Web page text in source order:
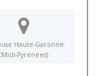
Haute-Garonne
(Midi-Pyrénées)